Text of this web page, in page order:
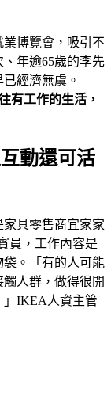
業博覽會，吸引不
年逾65歲的李先
經濟無虞。
有工作的生活，
動還可活
具零售商宜家家
員，工作內容是
。「有的人可能
人群，做得很開
」IKEA人資主管